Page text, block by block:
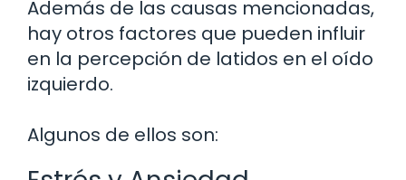
Además de las causas mencionadas,
hay otros factores que pueden influir
en la percepción de latidos en el oído
izquierdo.
Algunos de ellos son: